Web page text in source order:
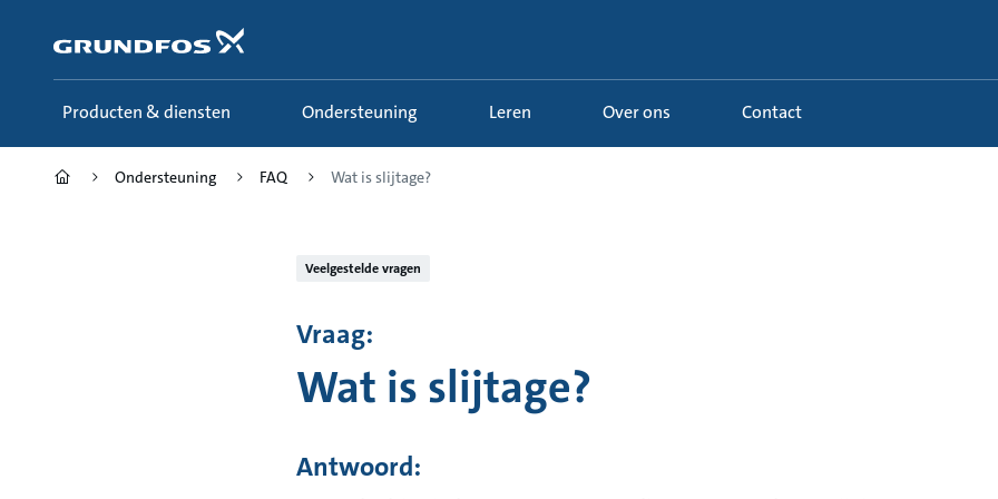
hoofdinhoud
Producten & diensten Ondersteuning Leren Over ons Contact
Ondersteuning FAQ Wat is slijtage?
Veelgestelde vragen
Vraag:
Wat is slijtage?
Antwoord: